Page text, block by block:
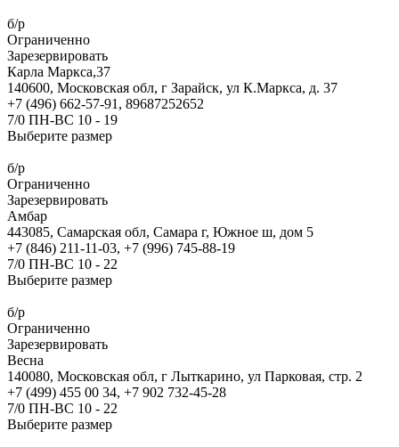
б/р
Ограниченно
Зарезервировать
Карла Маркса,37
140600, Московская обл, г Зарайск, ул К.Маркса, д. 37
+7 (496) 662-57-91, 89687252652
7/0 ПН-ВС 10 - 19
Выберите размер
б/р
Ограниченно
Зарезервировать
Амбар
443085, Самарская обл, Самара г, Южное ш, дом 5
+7 (846) 211-11-03, +7 (996) 745-88-19
7/0 ПН-ВС 10 - 22
Выберите размер
б/р
Ограниченно
Зарезервировать
Весна
140080, Московская обл, г Лыткарино, ул Парковая, стр. 2
+7 (499) 455 00 34, +7 902 732-45-28
7/0 ПН-ВС 10 - 22
Выберите размер